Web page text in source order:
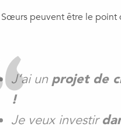
peuvent être le point
J’ai un projet de
!
Je veux investir